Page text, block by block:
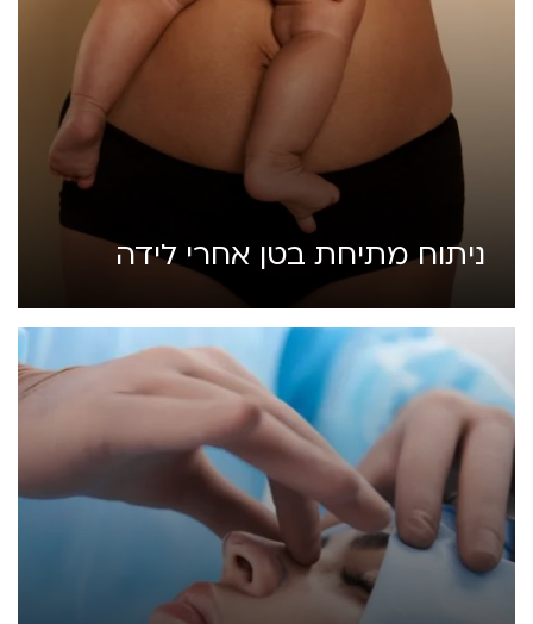
ניתוח מתיחת בטן אחרי לידה